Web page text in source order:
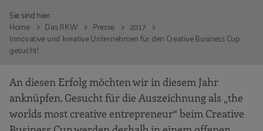
Sie sind hier:
Home
Das RKW Presse
2017
Innovative und kreative Unternehmen für den Creative Business Cup
gesucht!
An diesen Erfolg möchten wir in diesem Jahr
anknüpfen. Gesucht für die Auszeichnung als „the
worlds most creative entrepreneur“ beim Creative